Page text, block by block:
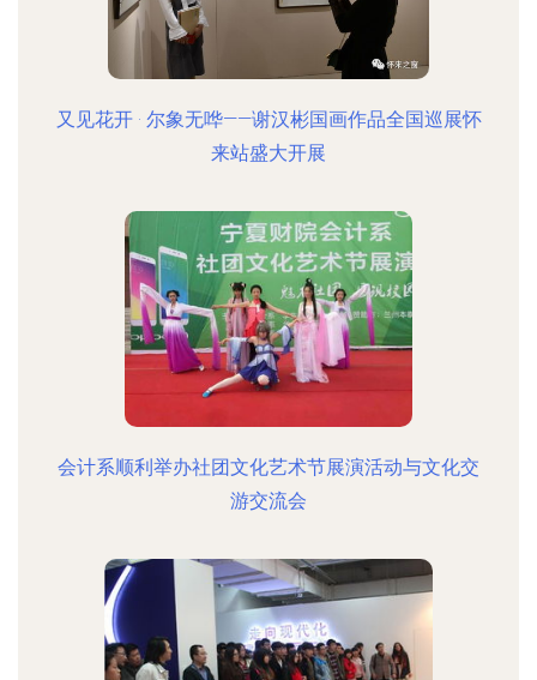
又见花开 · 尔象无哗——谢汉彬国画作品全国巡展怀
来站盛大开展
会计系顺利举办社团文化艺术节展演活动与文化交
游交流会